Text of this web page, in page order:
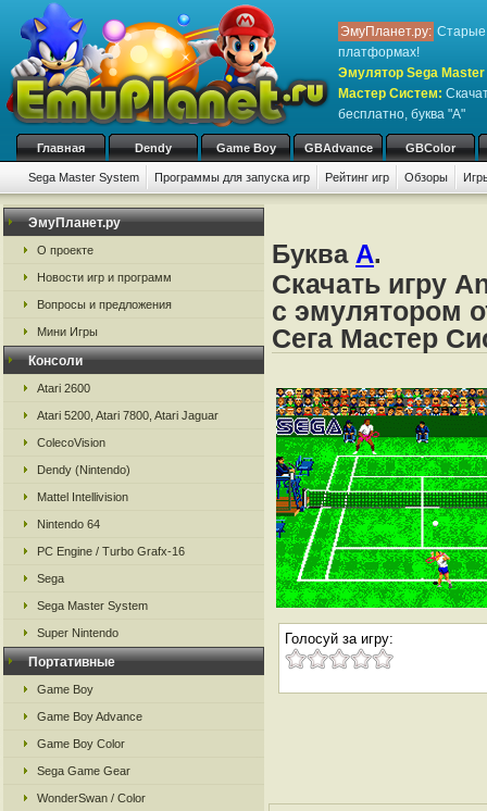
ЭмуПланет.ру: Старые
платформах!
Эмулятор Sega Master
Мастер Систем:
бесплатно, буква "A"
Главная Dendy Game Boy GBAdvance GBColor
Sega Master System Программы для запуска игр Рейтинг игр Обзоры
ЭмуПланет.ру
О проекте
Новости игр и программ
Вопросы и предложения
Мини Игры
Консоли
Atari 2600
Atari 5200, Atari 7800, Atari Jaguar
ColecoVision
Dendy (Nintendo)
Mattel Intellivision
Nintendo 64
PC Engine / Turbo Grafx-16
Sega
Sega Master System
Super Nintendo
Портативные
Game Boy
Game Boy Advance
Game Boy Color
Sega Game Gear
WonderSwan / Color
Буква A.
Скачать игру
с эмулятором
Сега Мастер
Голосуй за игру: